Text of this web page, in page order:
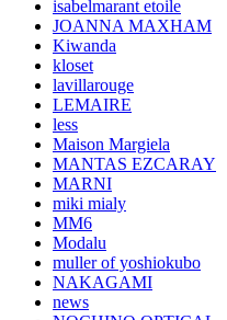
isabelmarant etoile
JOANNA MAXHAM
Kiwanda
kloset
lavillarouge
LEMAIRE
less
Maison Margiela
MANTAS EZCARAY
MARNI
miki mialy
MM6
Modalu
muller of yoshiokubo
NAKAGAMI
news